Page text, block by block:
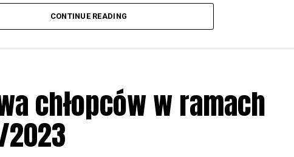
lutego 2023 r. wg harmonogramu przedstawionego na
do udziału w Akcji, włączenia się w aktywne
wymianę doświadczeń przy grillu.Na wydarzenie obowiązują
CONTINUE READING
chłopców w ramach